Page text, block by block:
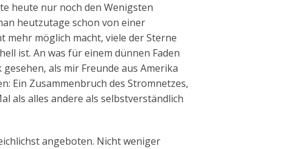
heute nur noch den Wenigsten
heutzutage schon von einer
mehr möglich macht, viele der Sterne
ist. An was für einem dünnen Faden
als mir Freunde aus Amerika
Ein Zusammenbruch des Stromnetzes,
als alles andere als selbstverständlich
angeboten. Nicht weniger